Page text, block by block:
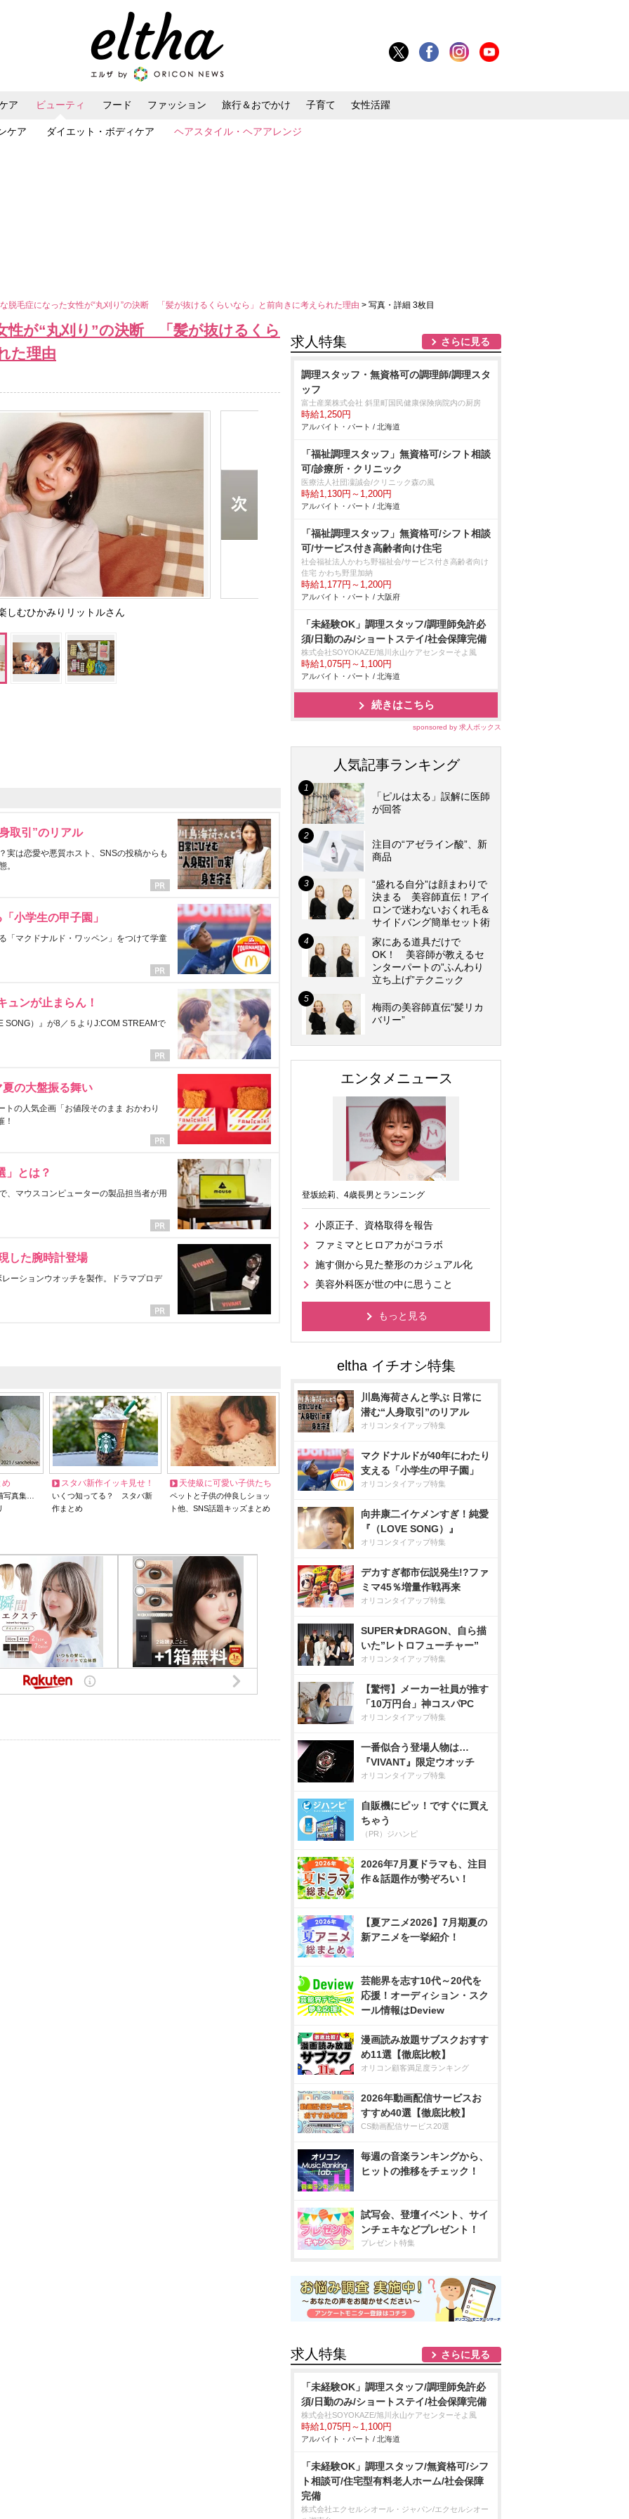
ア ビューティ
ケア ダイエット・ボディケア ヘアスタイル・ヘアアレンジ
フード ファッション 旅行＆おでかけ 子育て 女性活躍
脱毛症になった女性が“丸刈り”の決断 「髪が抜けるくらいなら」と前向きに考えられた理由 > 写真・詳細 3枚目
性が“丸刈り”の決断 「髪が抜けるくら
た理由
しむひかみりリットルさん
取引”のリアル
実は恋愛や悪質ホスト、SNSの投稿からも
。
小学生の甲子園」
「マクドナルド・ワッペン」をつけて学童
ュンが止まらん！
SONG）』が8／５よりJ:COM STREAMで
の大盤振る舞い
の人気企画「お値段そのまま おかわり
！
」とは？
、マウスコンピューターの製品担当者が用
した腕時計登場
ーションウオッチを製作。ドラマプロデ
め
写真集…
スタバ新作イッキ見せ！
いくつ知ってる？ スタバ新
作まとめ
天使級に可愛い子供たち
ペットと子供の仲良しショッ
ト他、SNS話題キッズまとめ
求人特集 さらに見る
調理スタッフ・無資格可の調理師/調理スタ
ッフ
富士産業株式会社 斜里町国民健康保険病院内の厨房
時給1,250円
アルバイト・パート / 北海道
「福祉調理スタッフ」無資格可/シフト相談
可/診療所・クリニック
医療法人社団凜誠会/クリニック森の風
時給1,130円～1,200円
アルバイト・パート / 北海道
「福祉調理スタッフ」無資格可/シフト相談
可/サービス付き高齢者向け住宅
社会福祉法人かわち野福祉会/サービス付き高齢者向け
住宅 かわち野里加納
時給1,177円～1,200円
アルバイト・パート / 大阪府
「未経験OK」調理スタッフ/調理師免許必
須/日勤のみ/ショートステイ/社会保障完備
株式会社SOYOKAZE/旭川永山ケアセンターそよ風
時給1,075円～1,100円
アルバイト・パート / 北海道
続きはこちら
sponsored by 求人ボックス
人気記事ランキング
「ピルは太る」誤解に医師
が回答
注目の“アゼライン酸”、新
商品
“盛れる自分”は顔まわりで
決まる 美容師直伝！アイ
ロンで迷わないおくれ毛＆
サイドバング簡単セット術
家にある道具だけで
OK！ 美容師が教えるセ
ンターパートの”ふんわり
立ち上げ”テクニック
梅雨の美容師直伝”髪リカ
バリー”
エンタメニュース
登坂絵莉、4歳長男とランニング
小原正子、資格取得を報告
ファミマとヒロアカがコラボ
施す側から見た整形のカジュアル化
美容外科医が世の中に思うこと
もっと見る
川島海荷さんと学ぶ 日常に
潜む“人身取引”のリアル
オリコンタイアップ特集
マクドナルドが40年にわたり
支える「小学生の甲子園」
オリコンタイアップ特集
向井康二イケメンすぎ！純愛
『（LOVE SONG）』
オリコンタイアップ特集
デカすぎ都市伝説発生!?ファ
ミマ45％増量作戦再来
オリコンタイアップ特集
SUPER★DRAGON、自ら描
いた”レトロフューチャー”
オリコンタイアップ特集
【驚愕】メーカー社員が推す
「10万円台」神コスパPC
オリコンタイアップ特集
一番似合う登場人物は…
『VIVANT』限定ウオッチ
オリコンタイアップ特集
自販機にピッ！ですぐに買え
ちゃう
（PR）ジハンピ
2026年7月夏ドラマも、注目
作＆話題作が勢ぞろい！
【夏アニメ2026】7月期夏の
新アニメを一挙紹介！
芸能界を志す10代～20代を
応援！オーディション・スク
ール情報はDeview
漫画読み放題サブスクおすす
め11選【徹底比較】
オリコン顧客満足度ランキング
2026年動画配信サービスお
すすめ40選【徹底比較】
CS動画配信サービス20選
毎週の音楽ランキングから、
ヒットの推移をチェック！
試写会、登壇イベント、サイ
ンチェキなどプレゼント！
プレゼント特集
求人特集 さらに見る
「未経験OK」調理スタッフ/調理師免許必
須/日勤のみ/ショートステイ/社会保障完備
株式会社SOYOKAZE/旭川永山ケアセンターそよ風
時給1,075円～1,100円
アルバイト・パート / 北海道
「未経験OK」調理スタッフ/無資格可/シフ
ト相談可/住宅型有料老人ホーム/社会保障
完備
株式会社エクセルシオール・ジャパン/エクセルシオー